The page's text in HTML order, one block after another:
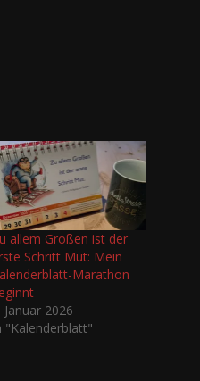
allem Großen ist der
Schritt Mut: Mein
Marathon
Januar 2026
"Kalenderblatt"